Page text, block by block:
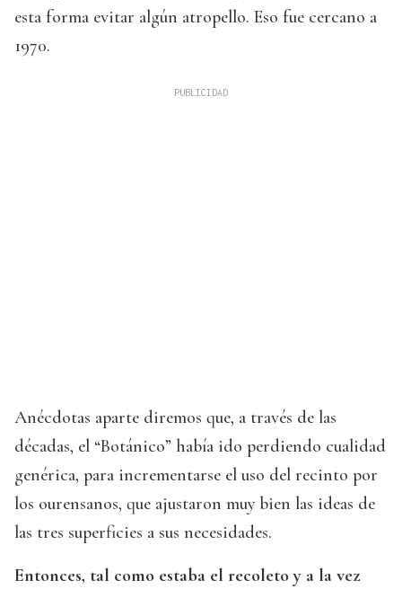
esta forma evitar algún atropello. Eso fue cercano a
1970.
Anécdotas aparte diremos que, a través de las
décadas, el “Botánico” había ido perdiendo cualidad
genérica, para incrementarse el uso del recinto por
los ourensanos, que ajustaron muy bien las ideas de
las tres superficies a sus necesidades.
Entonces, tal como estaba el recoleto y a la vez